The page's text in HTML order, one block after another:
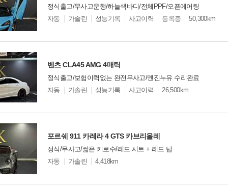
정식출고/무사고운행/하늘색바디/전체PPF/오픈에어링
모
션
자동 가솔린 성능기록 사고이력 등록증 50,300km
벤츠 CLA45 AMG 4매틱
정식출고/보험이력없는 완전무사고/엔진누유 수리완료
모
션
자동 가솔린 성능기록 사고이력 26,500km
포르쉐 911 카레라 4 GTS 카브리올레
정식/무사고/짧은 키로수/레드 시트 + 레드 탑
모
션
자동 가솔린 4,418km